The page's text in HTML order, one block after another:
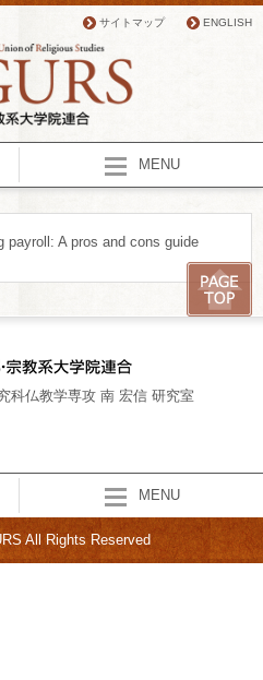
サイトマップ ENGLISH
MENU
payroll: A pros and cons guide
科仏教学専攻 南 宏信 研究室
MENU
All Rights Reserved